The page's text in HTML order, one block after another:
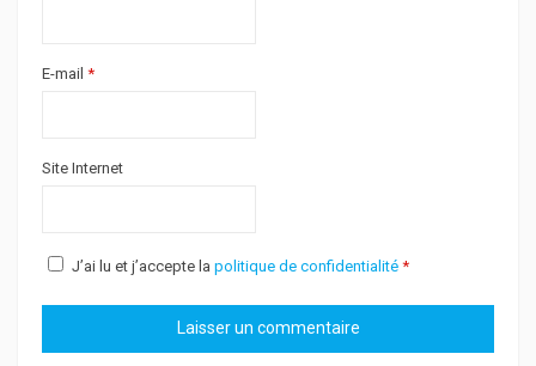
E-mail *
Site Internet
J’ai lu et j’accepte la politique de confidentialité *